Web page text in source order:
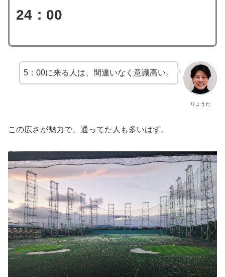
24：00
りょうた
5：00に来る人は、間違いなく意識高い。
この広さが魅力で、通ってた人も多いはず。